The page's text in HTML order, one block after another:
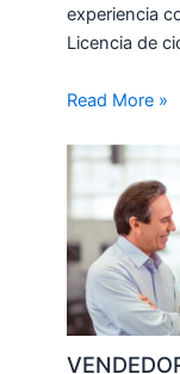
experiencia
Licencia de
Read More »